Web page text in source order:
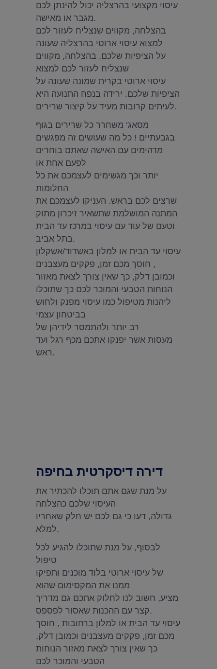
עיסוי מקצועי בהרצליה יכול להינתן לכם
מגבר או מאישה.
בהצלחה, מקווים שנצליח לעזור לכם
למצוא עיסוי ארוטי בהרצליה שעונה
על הציפיות שלכם. בהצלחה, מקווים
שנצליח לעזור לכם למצוא
עיסוי ארוטי בקרית שמונה שעונה על
הציפיות שלכם. ירידה בנפח התנועה היא
לעיתים קרובות מעיד על קיצור שרירים.
מסאג‘ משחרר כל שרירים בגוף
בגבעתיים ! כל מה שעושים זה מפגשים
מדהימים עם האישה שאתם בוחרים
לפעם אחת או
יותר וכך מגשימים לעצמכם את כל
החלומות
שרצים לכם בראש. העניקו לעצמכם את
המתנה המושלמת שתשאיר זיכרון מתוק
וטעם של עוד עם עיסוי במרכז עד הבית
בתל אביב.
עיסוי עד הבית או למלון באשדוד/אשקלון
, חוסך מכם זמן, פקקים מעצבנים
וכמובן דלק, כך שאין צורך לצאת מאזור
הנוחות הטבעי והמוכר לכם כך שתוכלו
ליהנות מטיפול כמו עיסוי מפנק ולחוש
בביטחון עצמי
רב יותר ולהתמסר לידיהן של
מעסות אשר יפנקו אתכם מכף רגל ועד
ראש.
דירה דיסקרטית בחיפה
על מנת שגם אתם תוכלו להכתיר את
העיסוי שלכם כהצלחה
גדולה, דעו כי גם לכם יש חלק שאחריו
למלא.
לבסוף, על מנת שתוכלו להגיע לכל
טיפול
של עיסוי ארוטי בלוד מוכנים ותפיקו
ממנו את המקסימום שהוא
מציע, חשוב לנו לחלוק אתכם גם מדריך
קצר עם ההכנות שאסור לפספס.
עיסוי עד הבית או למלון ברחובות , חוסך
מכם זמן, פקקים מעצבנים וכמובן דלק,
כך שאין צורך לצאת מאזור הנוחות
הטבעי והמוכר לכם